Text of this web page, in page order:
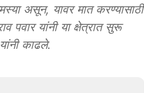
असून, यावर मात करण्यासाठी
पवार यांनी या क्षेत्रात सुरू
काढले.